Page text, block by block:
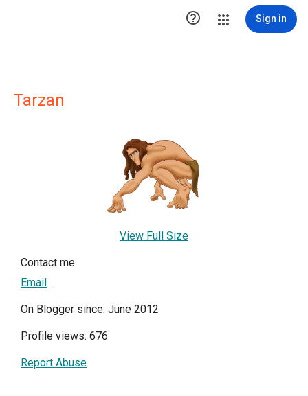
 Sign in
Tarzan
View Full Size
Contact me
Email
On Blogger since: June 2012
Profile views: 676
Report Abuse